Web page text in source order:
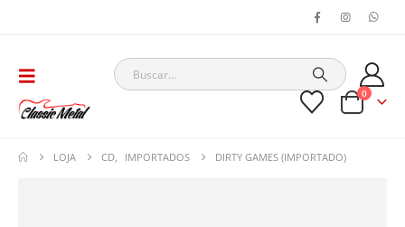
0
LOJA CD IMPORTADOS DIRTY GAMES (IMPORTADO)